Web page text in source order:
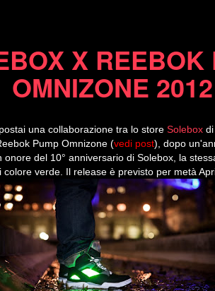
X REEBOK
OMNIZONE 2012
una collaborazione tra lo store Soleboxdi
Pump Omnizone (vedi post), dopo
onore del 10° anniversario di Solebox, la
verde. Il release è previsto per metà